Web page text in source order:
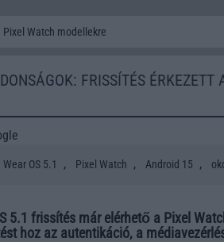
Watch modellekre
FRISSÍTÉS ÉRKEZETT
Wear OS 5.1 , Pixel Watch , Android 15 ,
5.1 frissítés már elérhető a Pixel
hoz az autentikáció, a